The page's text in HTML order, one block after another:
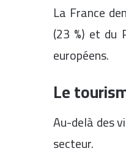
La France
(23 %) et du
européens.
Le
Au-delà des
secteur.